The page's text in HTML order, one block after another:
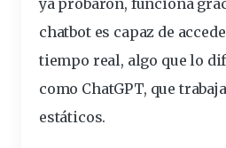
chatbot es capaz de
tiempo real, algo que lo
como ChatGPT, que
estáticos.